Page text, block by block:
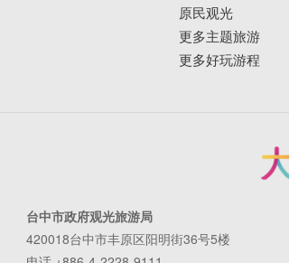
原民观光
更多主题旅游
更多好玩游程
台中市政府观光旅游局
420018台中市丰原区阳明街36号5楼